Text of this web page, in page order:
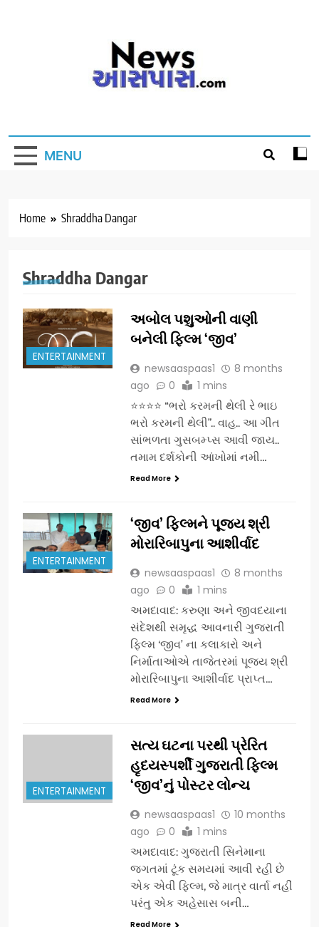
MENU
Home Shraddha Dangar
Shraddha Dangar
ENTERTAINMENT
અબોલ પશુઓની વાણી
બનેલી ફિલ્મ ‘જીવ’
newsaaspaas1
8 months
ago
0 1 mins
⭐⭐⭐⭐ “ભરો કરમની થેલી રે ભાઇ
ભરો કરમની થેલી”.. વાહ.. આ ગીત
સાંભળતા ગુસબમ્પ્સ આવી જાય..
તમામ દર્શકોની આંખોમાં નમી…
Read More
ENTERTAINMENT
‘જીવ’ ફિલ્મને પૂજ્ય શ્રી
મોરારિબાપુના આશીર્વાદ
newsaaspaas1
8 months
ago
0 1 mins
અમદાવાદ: કરુણા અને જીવદયાના
સંદેશથી સમૃદ્ધ આવનારી ગુજરાતી
ફિલ્મ ‘જીવ’ ના કલાકારો અને
નિર્માતાઓએ તાજેતરમાં પૂજ્ય શ્રી
મોરારિબાપુના આશીર્વાદ પ્રાપ્ત…
Read More
ENTERTAINMENT
સત્ય ઘટના પરથી પ્રેરિત
હૃદયસ્પર્શી ગુજરાતી ફિલ્મ
‘જીવ’નું પોસ્ટર લોન્ચ
newsaaspaas1
10 months
ago
0 1 mins
અમદાવાદ: ગુજરાતી સિનેમાના
જગતમાં ટૂંક સમયમાં આવી રહી છે
એક એવી ફિલ્મ, જે માત્ર વાર્તા નહીં
પરંતુ એક અહેસાસ બની…
Read More